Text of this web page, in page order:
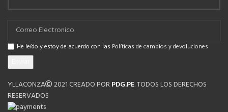
He leído y estoy de acuerdo con las Políticas de cambios y devoluciones
YLLACONZA 2021 CREADO PORPDG.PE. TODOS LOS DERECHOS
RESERVADOS